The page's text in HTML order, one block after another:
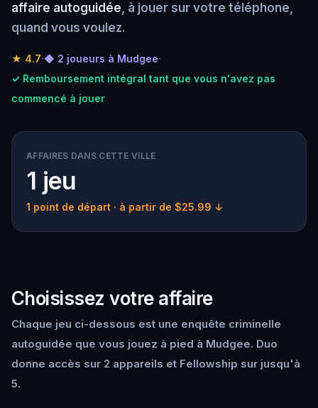
affaire autoguidée, à jouer sur votre téléphone,
quand vous voulez.
★ 4.7·◆ 2 joueurs à Mudgee·
✓ Remboursement intégral tant que vous n'avez pas
commencé à jouer
AFFAIRES DANS CETTE VILLE
1 jeu
1 point de départ · à partir de $25.99 ↓
Choisissez votre affaire
Chaque jeu ci-dessous est une enquête criminelle
autoguidée que vous jouez à pied à Mudgee. Duo
donne accès sur 2 appareils et Fellowship sur jusqu'à
5.